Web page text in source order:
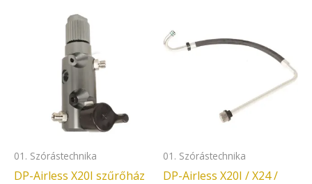
01. Szórástechnika
DP-Airless X20I szűrőház
01. Szórástechnika
DP-Airless X20I / X24 /